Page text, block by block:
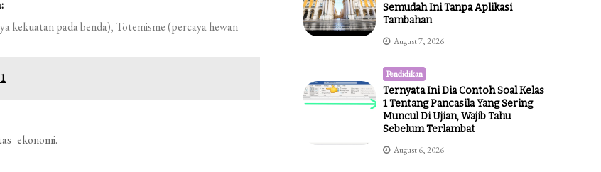
kekuatan pada benda), Totemisme (percaya hewan
ekonomi.
Semudah Ini Tanpa Aplikasi
Tambahan
August 7, 2026
Pendidikan
Ternyata Ini Dia Contoh Soal Kelas
1 Tentang Pancasila Yang Sering
Muncul Di Ujian, Wajib Tahu
Sebelum Terlambat
August 6, 2026